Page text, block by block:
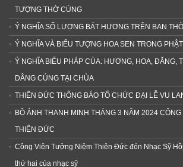
TƯỢNG THỜ CÚNG
Ý NGHĨA SỐ LƯỢNG BÁT HƯƠNG TRÊN BAN
Ý NGHĨA VÀ BIỂU TƯỢNG HOA SEN TRONG
Ý NGHĨA BIỂU PHÁP CỦA: HƯƠNG, HOA, ĐĂNG,
DÂNG CÚNG TẠI CHÙA
THIÊN ĐỨC THÔNG BÁO TỔ CHỨC ĐẠI LỄ VU
BỘ ẢNH THANH MINH THÁNG 3 NĂM 2024
THIÊN ĐỨC
Công Viên Tưởng Niệm Thiên Đức đón Nhạc Sỹ
thứ hai của nhạc sỹ